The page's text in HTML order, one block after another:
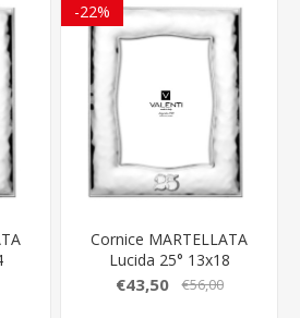
-22%
Cornice MARTELLATA
Lucida 25° 13x18
52157/4
€43,50 €56,00